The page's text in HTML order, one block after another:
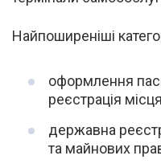
Найпоширеніші
оформлення
реєстрація
державна
та майнових